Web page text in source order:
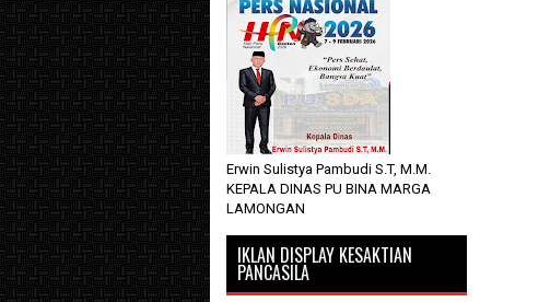
Erwin Sulistya Pambudi S.T, M.M.
KEPALA DINAS PU BINA MARGA
LAMONGAN
IKLAN DISPLAY KESAKTIAN
PANCASILA